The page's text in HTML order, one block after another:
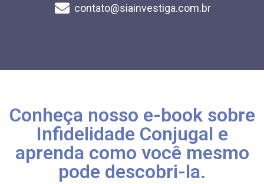
contato@siainvestiga.com.br
Conheça nosso e-book sobre
Infidelidade Conjugal e
aprenda como você mesmo
pode descobri-la.